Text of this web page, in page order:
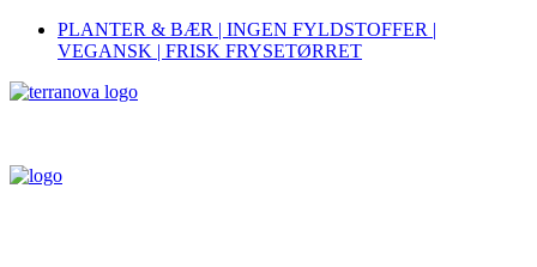
PLANTER & BÆR | INGEN FYLDSTOFFER |
VEGANSK | FRISK FRYSETØRRET